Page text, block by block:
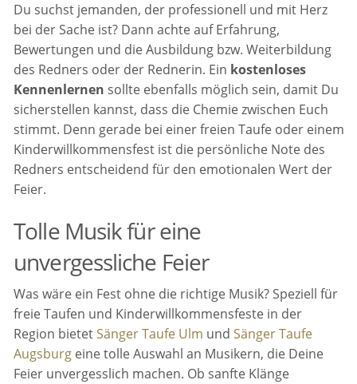
Du suchst jemanden, der professionell und mit Herz
bei der Sache ist? Dann achte auf Erfahrung,
Bewertungen und die Ausbildung bzw. Weiterbildung
des Redners oder der Rednerin. Ein kostenloses
Kennenlernen sollte ebenfalls möglich sein, damit Du
sicherstellen kannst, dass die Chemie zwischen Euch
stimmt. Denn gerade bei einer freien Taufe oder einem
Kinderwillkommensfest ist die persönliche Note des
Redners entscheidend für den emotionalen Wert der
Feier.
Tolle Musik für eine
unvergessliche Feier
Was wäre ein Fest ohne die richtige Musik? Speziell für
freie Taufen und Kinderwillkommensfeste in der
Region bietetSänger Taufe Ulm undSänger Taufe
Augsburg eine tolle Auswahl an Musikern, die Deine
Feier unvergesslich machen. Ob sanfte Klänge